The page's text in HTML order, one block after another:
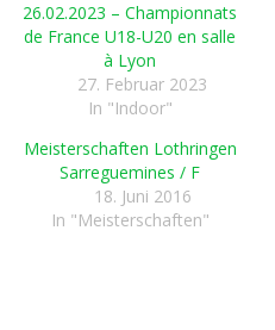
26.02.2023 – Championnats
de France U18-U20 en salle
à Lyon
27. Februar 2023
In "Indoor"
Meisterschaften Lothringen
Sarreguemines / F
18. Juni 2016
In "Meisterschaften"